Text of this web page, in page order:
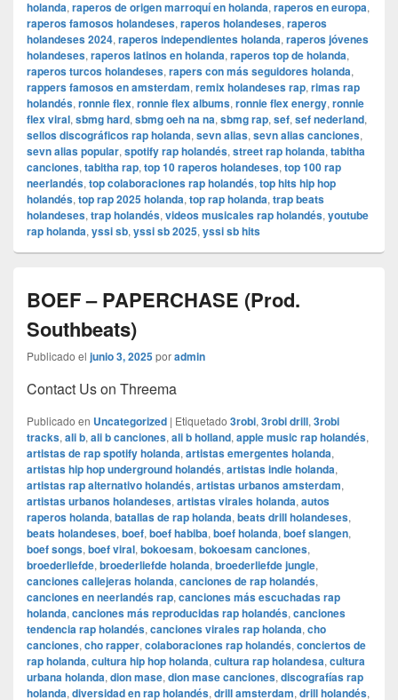
holanda, raperos de origen marroquí en holanda, raperos en europa,
raperos famosos holandeses, raperos holandeses, raperos
holandeses 2024, raperos independientes holanda, raperos jóvenes
holandeses, raperos latinos en holanda, raperos top de holanda,
raperos turcos holandeses, rapers con más seguidores holanda,
rappers famosos en amsterdam, remix holandeses rap, rimas rap
holandés, ronnie flex, ronnie flex albums, ronnie flex energy, ronnie
flex viral, sbmg hard, sbmg oeh na na, sbmg rap, sef, sef nederland,
sellos discográficos rap holanda, sevn alias, sevn alias canciones,
sevn alias popular, spotify rap holandés, street rap holanda, tabitha
canciones, tabitha rap, top 10 raperos holandeses, top 100 rap
neerlandés, top colaboraciones rap holandés, top hits hip hop
holandés, top rap 2025 holanda, top rap holanda, trap beats
holandeses, trap holandés, videos musicales rap holandés, youtube
rap holanda, yssi sb, yssi sb 2025, yssi sb hits
BOEF – PAPERCHASE (Prod.
Southbeats)
Publicado el junio 3, 2025poradmin
Contact Us on Threema
Publicado en Uncategorized | Etiquetado 3robi, 3robi drill, 3robi
tracks, ali b, ali b canciones, ali b holland, apple music rap holandés,
artistas de rap spotify holanda, artistas emergentes holanda,
artistas hip hop underground holandés, artistas indie holanda,
artistas rap alternativo holandés, artistas urbanos amsterdam,
artistas urbanos holandeses, artistas virales holanda, autos
raperos holanda, batallas de rap holanda, beats drill holandeses,
beats holandeses, boef, boef habiba, boef holanda, boef slangen,
boef songs, boef viral, bokoesam, bokoesam canciones,
broederliefde, broederliefde holanda, broederliefde jungle,
canciones callejeras holanda, canciones de rap holandés,
canciones en neerlandés rap, canciones más escuchadas rap
holanda, canciones más reproducidas rap holandés, canciones
tendencia rap holandés, canciones virales rap holanda, cho
canciones, cho rapper, colaboraciones rap holandés, conciertos de
rap holanda, cultura hip hop holanda, cultura rap holandesa, cultura
urbana holanda, dion mase, dion mase canciones, discografías rap
holanda, diversidad en rap holandés, drill amsterdam, drill holandés,